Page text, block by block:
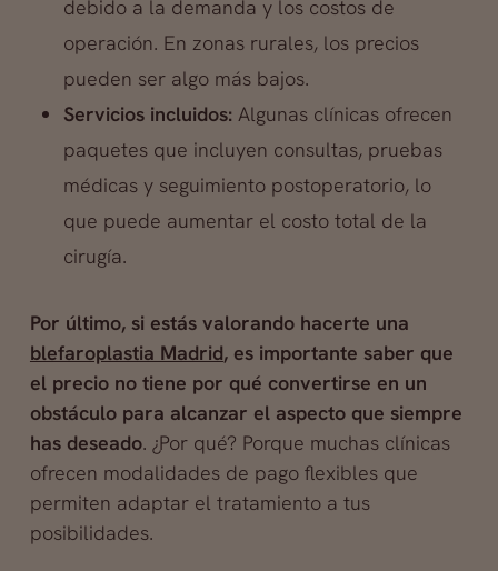
debido a la demanda y los costos de
operación. En zonas rurales, los precios
pueden ser algo más bajos.
Servicios incluidos: Algunas clínicas ofrecen
paquetes que incluyen consultas, pruebas
médicas y seguimiento postoperatorio, lo
que puede aumentar el costo total de la
cirugía.
Por último, si estás valorando hacerte una
blefaroplastia Madrid, es importante saber que
el precio no tiene por qué convertirse en un
obstáculo para alcanzar el aspecto que siempre
has deseado. ¿Por qué? Porque muchas clínicas
ofrecen modalidades de pago flexibles que
permiten adaptar el tratamiento a tus
posibilidades.